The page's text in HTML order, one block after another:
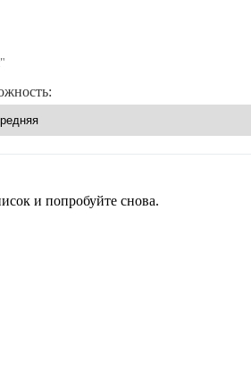
и попробуйте снова.